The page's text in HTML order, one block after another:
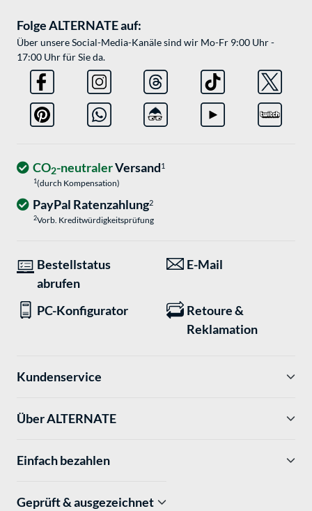
Folge ALTERNATE auf:
Über unsere Social-Media-Kanäle sind wir Mo-Fr 9:00 Uhr -
17:00 Uhr für Sie da.
CO2-neutralerVersand1
1(durch Kompensation)
PayPal Ratenzahlung2
2Vorb. Kreditwürdigkeitsprüfung
Bestellstatus
abrufen
E-Mail
PC-Konfigurator
Retoure &
Reklamation
Kundenservice
Über ALTERNATE
Einfach bezahlen
Geprüft & ausgezeichnet